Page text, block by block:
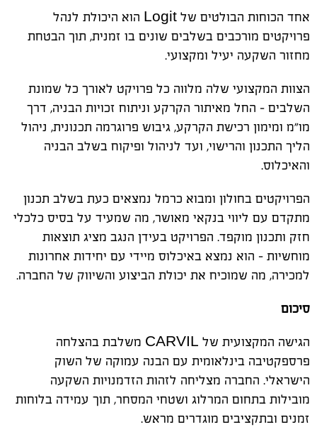
אחד הכוחות הבולטים של Logit הוא היכולת לנהל
פרויקטים מורכבים בשלבים שונים בו זמנית, תוך הבטחת
מחזור השקעה יעיל ומקצועי.
הצוות המקצועי שלה מלווה כל פרויקט לאורך כל שמונת
השלבים - החל מאיתור הקרקע וניתוח זכויות הבניה, דרך
מו"מ ומימון רכישת הקרקע, גיבוש פרוגרמה תכנונית, ניהול
הליך התכנון והרישוי, ועד לניהול ופיקוח בשלב הבניה
והאיכלוס.
הפרויקטים בחולון ומבוא כרמל נמצאים כעת בשלב תכנון
מתקדם עם ליווי בנקאי מאושר, מה שמעיד על בסיס כלכלי
חזק ותכנון מוקפד. הפרויקט בעידן הנגב מציג תוצאות
מוחשיות - הוא נמצא באיכלוס מיידי עם יחידות אחרונות
למכירה, מה שמוכיח את יכולת הביצוע והשיווק של החברה.
סיכום
הגישה המקצועית של
משלבת בהצלחה
פרספקטיבה בינלאומית עם הבנה עמוקה של השוק
הישראלי. החברה מצליחה לזהות הזדמנויות השקעה
מובילות בתחום המרלוג ושטחי המסחר, תוך עמידה בלוחות
זמנים ובתקציבים מוגדרים מראש.